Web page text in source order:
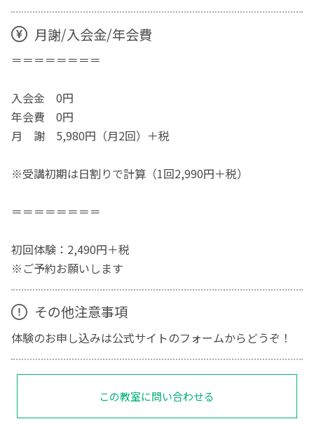
月謝/入会金/年会費
＝＝＝＝＝＝＝＝
入会金 0円
年会費 0円
月 謝 5,980円（月2回）＋税
※受講初期は日割りで計算（1回2,990円＋税）
＝＝＝＝＝＝＝＝
初回体験：2,490円＋税
※ご予約お願いします
その他注意事項
体験のお申し込みは公式サイトのフォームからどうぞ！
この教室に問い合わせる